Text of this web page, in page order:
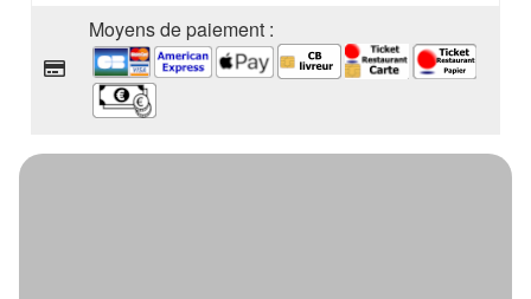
Moyens de paiement :